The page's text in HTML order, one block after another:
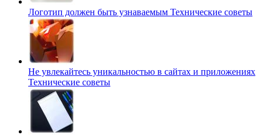
Логотип должен быть узнаваемым Технические советы
Не увлекайтесь уникальностью в сайтах и приложениях
Технические советы